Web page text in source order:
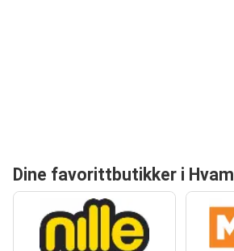
Dine favorittbutikker i Hvam